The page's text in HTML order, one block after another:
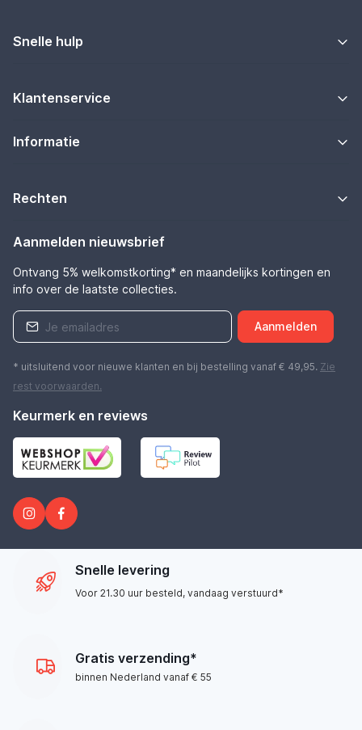
Snelle hulp
Klantenservice
Informatie
Rechten
Aanmelden nieuwsbrief
Ontvang 5% welkomstkorting* en maandelijks kortingen en
info over de laatste collecties.
Aanmelden
* uitsluitend voor nieuwe klanten en bij bestelling vanaf € 49,95. Zie
rest voorwaarden.
Keurmerk en reviews
Snelle levering
Voor 21.30 uur besteld, vandaag verstuurd*
Gratis verzending*
binnen Nederland vanaf € 55